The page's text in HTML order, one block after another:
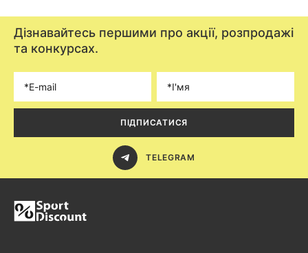
Дізнавайтесь першими про акції, розпродажі
та конкурсах.
ПІДПИСАТИСЯ
TELEGRAM